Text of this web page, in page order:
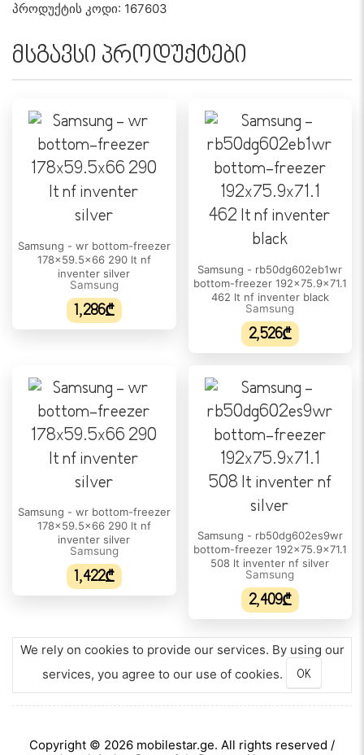
პროდუქტის კოდი: 167603
მსგავსი პროდუქტები
Samsung - wr bottom-freezer
178x59.5x66 290 lt nf
inventer silver
Samsung
1,286₾
Samsung - rb50dg602eb1wr
bottom-freezer 192x75.9x71.1
462 lt nf inventer black
Samsung
2,526₾
Samsung - wr bottom-freezer
178x59.5x66 290 lt nf
inventer silver
Samsung
1,422₾
Samsung - rb50dg602es9wr
bottom-freezer 192x75.9x71.1
508 lt inventer nf silver
Samsung
2,409₾
We rely on cookies to provide our services. By using our
services, you agree to our use of cookies.
OK
Copyright © 2026 mobilestar.ge. All rights reserved /